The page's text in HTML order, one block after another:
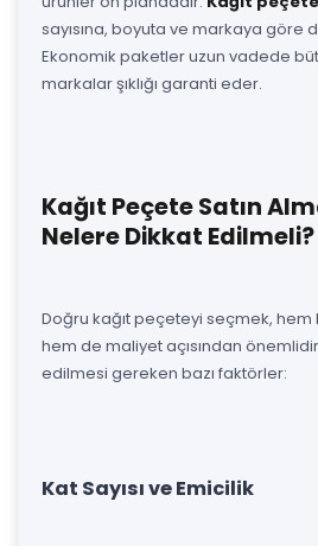
sayısına, boyuta ve markaya göre
Ekonomik paketler uzun vadede
markalar şıklığı garanti eder.
Kağıt Peçete Satın
Nelere Dikkat Edilmeli?
Doğru kağıt peçeteyi seçmek, hem
hem de maliyet açısından
edilmesi gereken bazı faktörler:
Kat Sayısı ve Emicilik